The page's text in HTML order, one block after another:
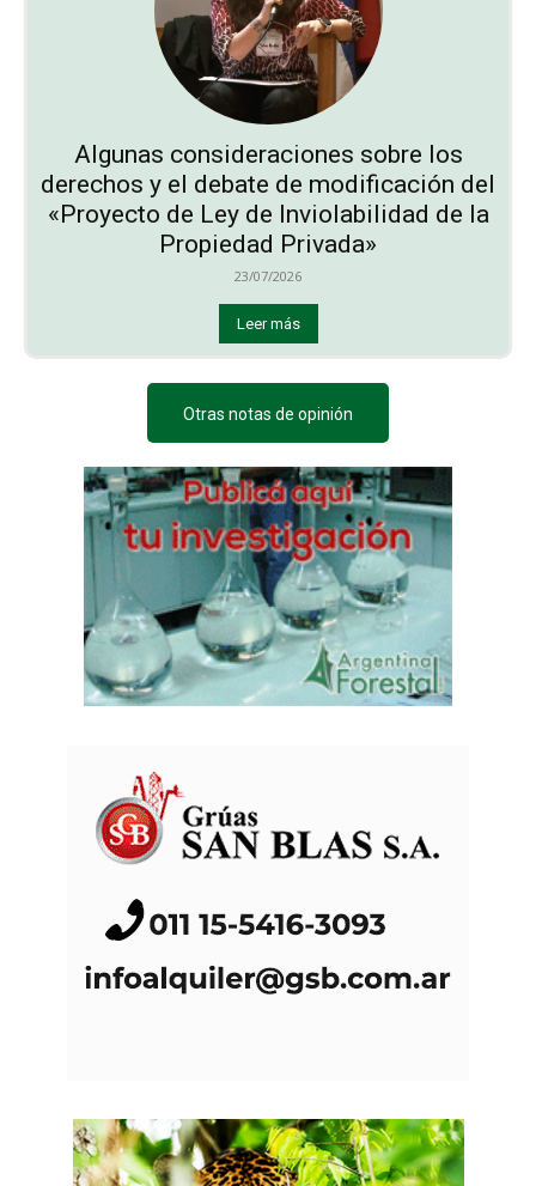
Algunas consideraciones sobre los
derechos y el debate de modificación del
«Proyecto de Ley de Inviolabilidad de la
Propiedad Privada»
23/07/2026
Leer más
Otras notas de opinión